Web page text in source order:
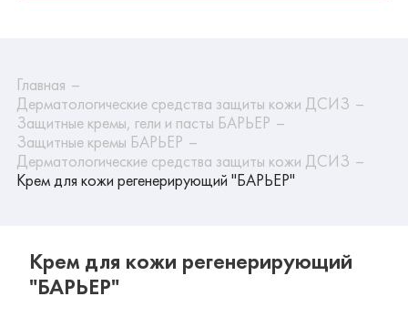
Главная
Дерматологические средства защиты кожи ДСИЗ
Защитные кремы, гели и пасты БАРЬЕР
Защитные кремы БАРЬЕР
Дерматологические средства защиты кожи ДСИЗ
Крем для кожи регенерирующий "БАРЬЕР"
Крем для кожи регенерирующий
"БАРЬЕР"